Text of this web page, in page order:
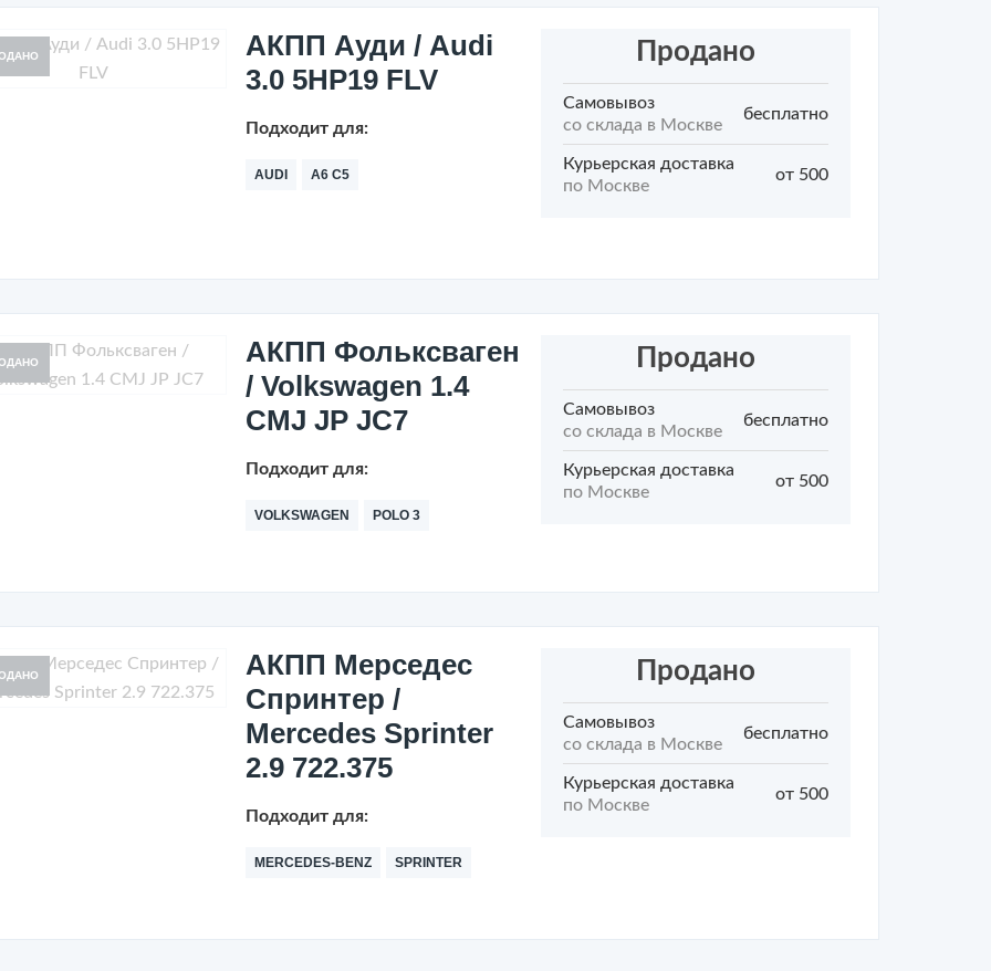
АКПП Ауди / Audi
3.0 5HP19 FLV
Подходит для:
AUDI A6 C5
Продано
Самовывоз
со склада в Москве
бесплатно
Курьерская доставка
по Москве
от 500
АКПП Фольксваген
/ Volkswagen 1.4
CMJ JP JC7
Подходит для:
VOLKSWAGEN POLO 3
Продано
Самовывоз
со склада в Москве
бесплатно
Курьерская доставка
по Москве
от 500
АКПП Мерседес
Спринтер /
Mercedes Sprinter
2.9 722.375
Подходит для:
MERCEDES-BENZ SPRINTER
Продано
Самовывоз
со склада в Москве
бесплатно
Курьерская доставка
по Москве
от 500